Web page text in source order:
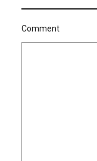
Comment